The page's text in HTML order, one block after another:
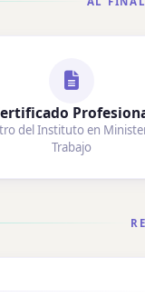
del Instituto en
Trabajo